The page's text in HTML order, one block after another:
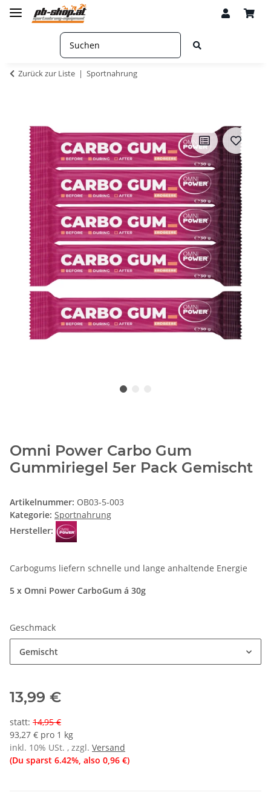
Zurück zur Liste Sportnahrung
Omni Power Carbo Gum
Gummiriegel 5er Pack Gemischt
Artikelnummer: OB03-5-003
Kategorie: Sportnahrung
Hersteller:
Carbogums liefern schnelle und lange anhaltende Energie
5 x Omni Power CarboGum á 30g
Geschmack
Gemischt
13,99 €
statt: 14,95 €
93,27 € pro 1 kg
inkl. 10% USt. , zzgl. Versand
(Du sparst 6.42%, also 0,96 €)